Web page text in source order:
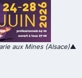
aux Mines (Alsace)▲